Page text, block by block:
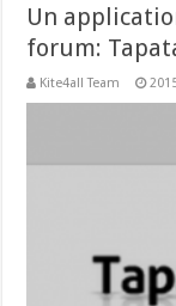
Un
forum:
Kite4all Team